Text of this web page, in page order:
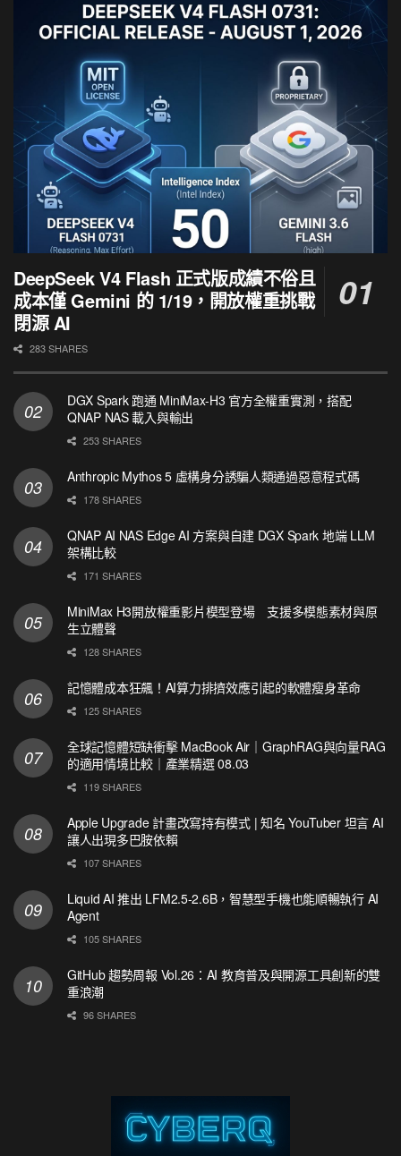
DeepSeek V4 Flash 正式版成績不俗且
成本僅 Gemini 的 1/19，開放權重挑戰
閉源 AI
283 SHARES
DGX Spark 跑通 MiniMax-H3 官方全權重實測，搭配
QNAP NAS 載入與輸出
253 SHARES
Anthropic Mythos 5 虛構身分誘騙人類通過惡意程式碼
178 SHARES
QNAP AI NAS Edge AI 方案與自建 DGX Spark 地端 LLM
架構比較
171 SHARES
MiniMax H3開放權重影片模型登場 支援多模態素材與原
生立體聲
128 SHARES
記憶體成本狂飆！AI算力排擠效應引起的軟體瘦身革命
125 SHARES
全球記憶體短缺衝擊 MacBook Air｜GraphRAG與向量RAG
的適用情境比較｜產業精選 08.03
119 SHARES
Apple Upgrade 計畫改寫持有模式 | 知名 YouTuber 坦言 AI
讓人出現多巴胺依賴
107 SHARES
Liquid AI 推出 LFM2.5-2.6B，智慧型手機也能順暢執行 AI
Agent
105 SHARES
GitHub 趨勢周報 Vol.26：AI 教育普及與開源工具創新的雙
重浪潮
96 SHARES